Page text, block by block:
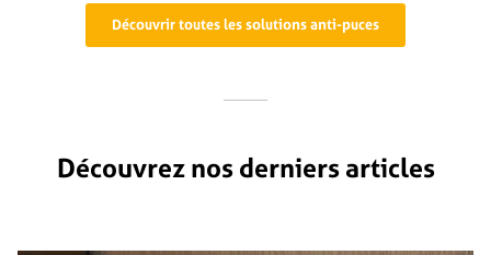
Découvrir toutes les solutions anti-puces
Découvrez nos derniers articles